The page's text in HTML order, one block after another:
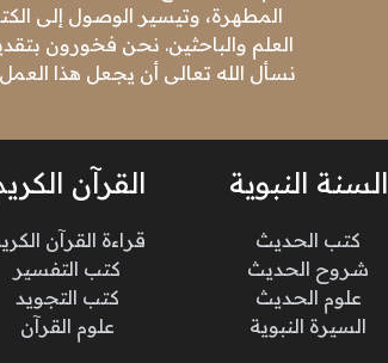
المطهرة، وتيسير الوصول إلى
العلم والباحثين. نحن فخورون
نسأل الله تعالى أن يجعل هذا
السنة النبوية
كتب الحديث
شروح الحديث
علوم الحديث
السيرة النبوية
القرآن
قراءة القرآن
كتب التفسير
كتب التجويد
علوم القرآن